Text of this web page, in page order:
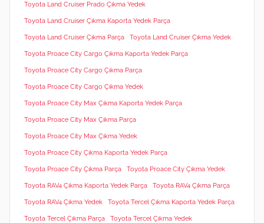
Toyota Land Cruiser Prado Çıkma Yedek
Toyota Land Cruiser Çıkma Kaporta Yedek Parça
Toyota Land Cruiser Çıkma Parça Toyota Land Cruiser Çıkma Yedek
Toyota Proace City Cargo Çıkma Kaporta Yedek Parça
Toyota Proace City Cargo Çıkma Parça
Toyota Proace City Cargo Çıkma Yedek
Toyota Proace City Max Çıkma Kaporta Yedek Parça
Toyota Proace City Max Çıkma Parça
Toyota Proace City Max Çıkma Yedek
Toyota Proace City Çıkma Kaporta Yedek Parça
Toyota Proace City Çıkma Parça Toyota Proace City Çıkma Yedek
Toyota RAV4 Çıkma Kaporta Yedek Parça Toyota RAV4 Çıkma Parça
Toyota RAV4 Çıkma Yedek Toyota Tercel Çıkma Kaporta Yedek Parça
Toyota Tercel Çıkma Parça Toyota Tercel Çıkma Yedek